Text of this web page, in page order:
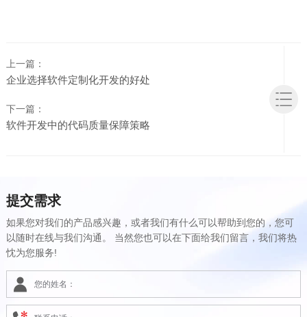
上一篇：
企业选择软件定制化开发的好处
下一篇：
软件开发中的代码质量保障策略
提交需求
如果您对我们的产品感兴趣，或者我们有什么可以帮助到您的，您可
以随时在线与我们沟通。 当然您也可以在下面给我们留言，我们将热
忱为您服务!